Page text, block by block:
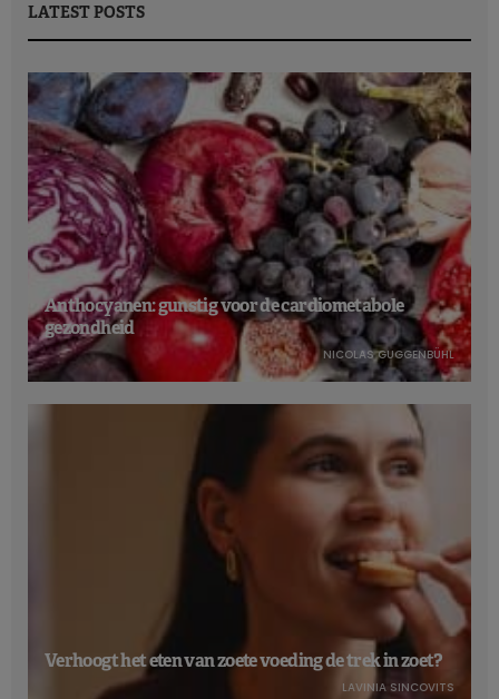
LATEST POSTS
Anthocyanen: gunstig voor de cardiometabole
gezondheid
NICOLAS GUGGENBÜHL
Verhoogt het eten van zoete voeding de trek in zoet?
LAVINIA SINCOVITS